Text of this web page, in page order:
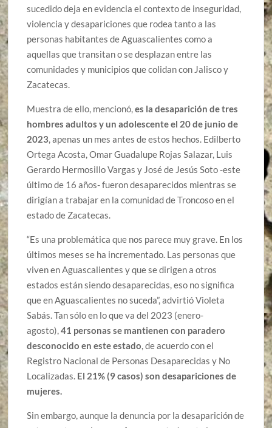
sucedido deja en evidencia el contexto de inseguridad,
violencia y desapariciones que rodea tanto a las
personas habitantes de Aguascalientes como a
aquellas que transitan o se desplazan entre las
comunidades y municipios que colidan con Jalisco y
Zacatecas.
Muestra de ello, mencionó,es la desaparición de tres
hombres adultos y un adolescente el 20 de junio de
2023, apenas un mes antes de estos hechos. Edilberto
Ortega Acosta, Omar Guadalupe Rojas Salazar, Luis
Gerardo Hermosillo Vargas y José de Jesús Soto -este
último de 16 años- fueron desaparecidos mientras se
dirigían a trabajar en la comunidad de Troncoso en el
estado de Zacatecas.
“Es una problemática que nos parece muy grave. En los
últimos meses se ha incrementado. Las personas que
viven en Aguascalientes y que se dirigen a otros
estados están siendo desaparecidas, eso no significa
que en Aguascalientes no suceda”, advirtió Violeta
Sabás. Tan sólo en lo que va del 2023 (enero-
agosto),41 personas se mantienen con paradero
desconocido en este estado, de acuerdo con el
Registro Nacional de Personas Desaparecidas y No
Localizadas. El 21% (9 casos) son desapariciones de
mujeres.
Sin embargo, aunque la denuncia por la desaparición de